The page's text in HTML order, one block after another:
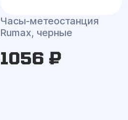
Часы-метеостанция
Rumax, черные
1056 ₽